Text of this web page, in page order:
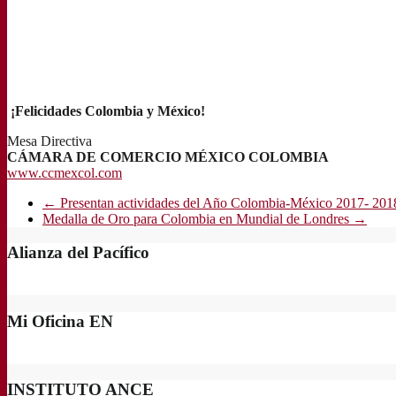
¡Felicidades Colombia y México!
Mesa Directiva
CÁMARA DE COMERCIO MÉXICO COLOMBIA
www.ccmexcol.com
← Presentan actividades del Año Colombia-México 2017-
Medalla de Oro para Colombia en Mundial de Londres →
Alianza del Pacífico
Mi Oficina EN
INSTITUTO ANCE